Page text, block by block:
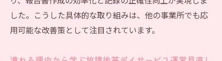
した。こうした具体的な取り組みは、他の事業所でも応
用可能な改善策として注目されています。